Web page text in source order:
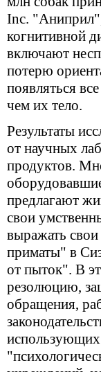
Inc.
когнитивной
включают
потерю
появляться
чем их тело.
Результаты
от научных
продуктов.
предлагают
свои
выражать
приматы" в
от пыток". В
резолюцию,
обращения,
использующих